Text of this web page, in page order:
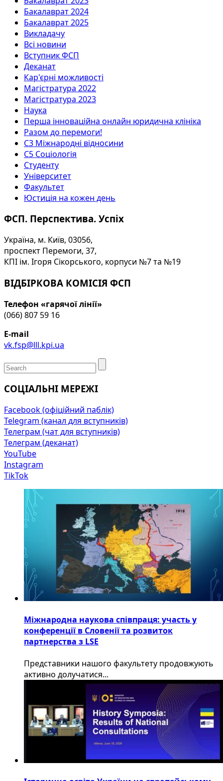
Бакалаврат 2024
Бакалаврат 2025
Викладачу
Всі новини
Вступник ФСП
Деканат
Кар'єрні можливості
Магістратура 2022
Магістратура 2023
Наука
Перша інноваційна онлайн юридична клініка
Разом до перемоги!
С3 Міжнародні відносини
С5 Соціологія
Студенту
Університет
Факультет
Юстиція на кожен день
ФСП. Перспектива. Успіх
Україна, м. Київ, 03056,
проспект Перемоги, 37,
КПІ ім. Ігоря Сікорського, корпуси №7 та №19
ВІДБІРКОВА КОМІСІЯ ФСП
Телефон «гарячої лінії»
(066) 807 59 16
E-mail
vk.fsp@lll.kpi.ua
СОЦІАЛЬНІ МЕРЕЖІ
Facebook (офіційний паблік)
Telegram (канал для вступників)
Телеграм (чат для вступників)
Телеграм (деканат)
YouTube
Instagram
TikTok
Міжнародна наукова співпраця: участь у
конференції в Словенії та розвиток
партнерства з LSE
​Представники нашого факультету продовжують
активно долучатися...